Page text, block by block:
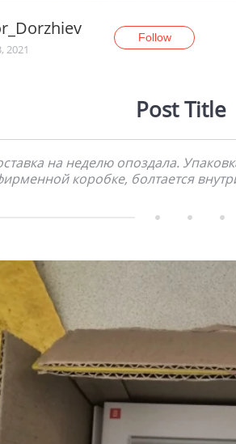
2021
Follow
Post Title
на неделю опоздала.
коробке, болтается